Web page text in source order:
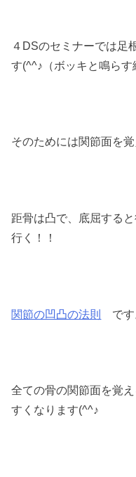
４DSのセミナーでは足
す(^^♪（ボッキと鳴ら
そのためには関節面を
距骨は凸で、底屈する
行く！！
関節の凹凸の法則 です
全ての骨の関節面を覚
すくなります(^^♪